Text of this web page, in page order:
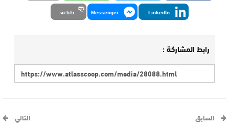
LinkedIn
Messenger طباعة
رابط المشاركة :
السابق التالي